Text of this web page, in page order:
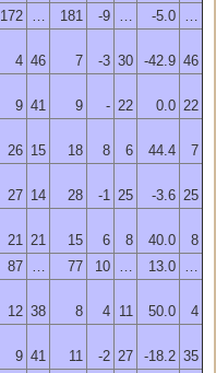
172 … 181 -9 … -5.0 …
4 46 7 -3 30 -42.9 46
9 41 9 - 22 0.0 22
26 15 18 8 6 44.4
7
27 14 28 -1 25 -3.6 25
21 21 15 6 8 40.0
8
87 … 77 10 … 13.0 …
12 38 8 4 11 50.0
4
9 41 11 -2 27 -18.2 35